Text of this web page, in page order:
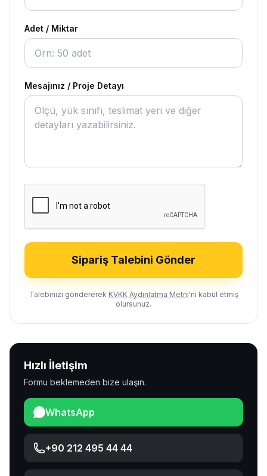
Adet / Miktar
Mesajınız / Proje Detayı
Sipariş Talebini Gönder
Talebinizi göndererek KVKK Aydınlatma Metni'ni kabul etmiş
olursunuz.
Hızlı İletişim
Formu beklemeden bize ulaşın.
WhatsApp
+90 212 495 44 44